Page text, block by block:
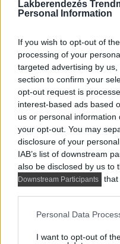
Lakberendezés
Personal Information
If you wish to opt-out of
processing of your
targeted advertising by
section to confirm your
opt-out request is
interest-based ads based
us or personal
your opt-out. You may
disclosure of your
IAB’s list of downstream
also be disclosed by us to
Downstream Participants
that
Please note that this
not limited to your visit or
Personal Data
I want to opt-out of